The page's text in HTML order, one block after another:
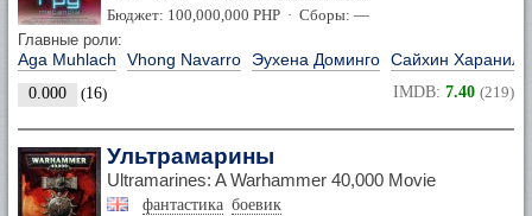
Бюджет: 100,000,000 PHP · Сборы: —
Главные роли:
Aga Muhlach Vhong Navarro Эухена Доминго Сайхин
0.000 (16) IMDB: 7.40 (219)
Ультрамарины
Ultramarines: A Warhammer 40,000 Movie
фантастика боевик